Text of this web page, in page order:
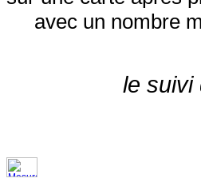
avec un nombre
le suivi